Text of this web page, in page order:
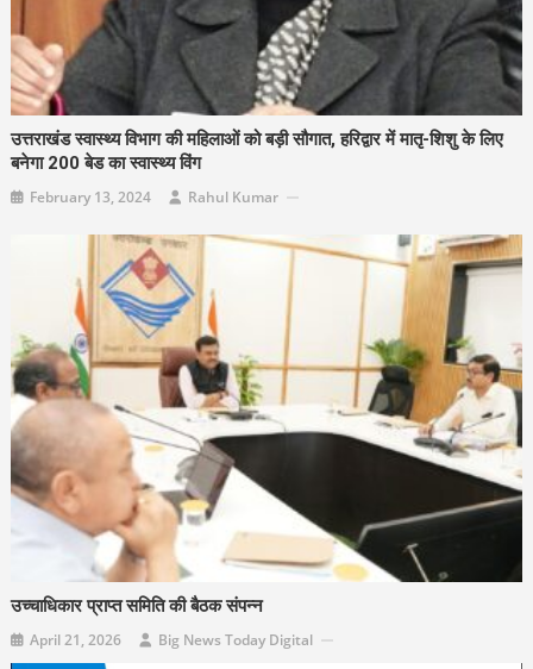
उत्तराखंड स्वास्थ्य विभाग की महिलाओं को बड़ी सौगात, हरिद्वार में मातृ-शिशु के लिए
बनेगा 200 बेड का स्वास्थ्य विंग
February 13, 2024 Rahul Kumar
उच्चाधिकार प्राप्त समिति की बैठक संपन्न
April 21, 2026 Big News Today Digital